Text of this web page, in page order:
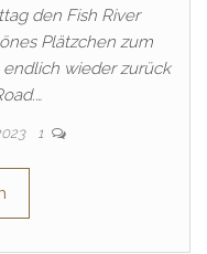
den Fish River
Plätzchen zum
wieder zurück
1